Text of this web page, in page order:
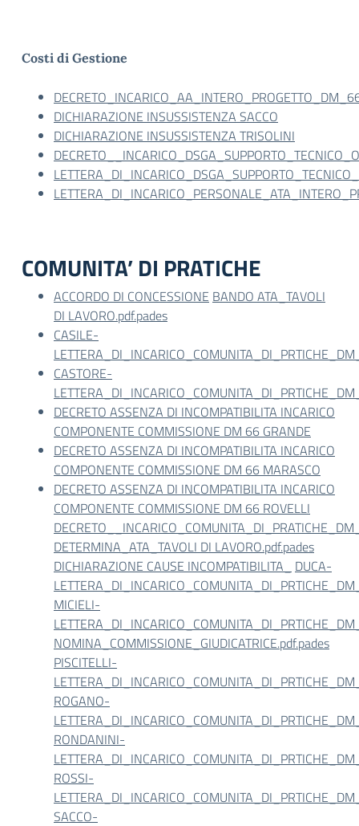
Costi di Gestione
DICHIARAZIONE INSUSSISTENZA SACCO
DICHIARAZIONE INSUSSISTENZA TRISOLINI
COMUNITA’ DI PRATICHE
ACCORDO DI CONCESSIONE BANDO ATA_TAVOLI
DI LAVORO.pdf.pades
CASILE-
CASTORE-
DECRETO ASSENZA DI INCOMPATIBILITA INCARICO
COMPONENTE COMMISSIONE DM 66 GRANDE
DECRETO ASSENZA DI INCOMPATIBILITA INCARICO
COMPONENTE COMMISSIONE DM 66 MARASCO
DECRETO ASSENZA DI INCOMPATIBILITA INCARICO
COMPONENTE COMMISSIONE DM 66 ROVELLI
DETERMINA_ATA_TAVOLI DI LAVORO.pdf.pades
DICHIARAZIONE CAUSE INCOMPATIBILITA_
DUCA-
MICIELI-
NOMINA_COMMISSIONE_GIUDICATRICE.pdf.pades
PISCITELLI-
ROGANO-
RONDANINI-
ROSSI-
SACCO-